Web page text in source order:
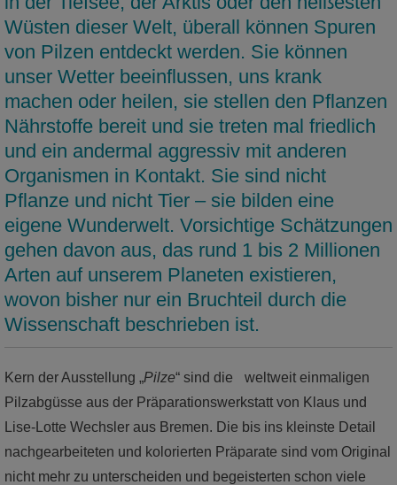
world of ideas
world of Kamenz - history of the town in the Malzhaus
Wüsten dieser Welt, überall können Spuren
von Pilzen entdeckt werden. Sie können
unser Wetter beeinflussen, uns krank
machen oder heilen, sie stellen den Pflanzen
Nährstoffe bereit und sie treten mal friedlich
und ein andermal aggressiv mit anderen
Organismen in Kontakt. Sie sind nicht
Pflanze und nicht Tier – sie bilden eine
eigene Wunderwelt. Vorsichtige Schätzungen
gehen davon aus, das rund 1 bis 2 Millionen
Arten auf unserem Planeten existieren,
wovon bisher nur ein Bruchteil durch die
Wissenschaft beschrieben ist.
Kern der Ausstellung „Pilze“ sind die weltweit einmaligen
Pilzabgüsse aus der Präparationswerkstatt von Klaus und
Lise-Lotte Wechsler aus Bremen. Die bis ins kleinste Detail
nachgearbeiteten und kolorierten Präparate sind vom Original
nicht mehr zu unterscheiden und begeisterten schon viele